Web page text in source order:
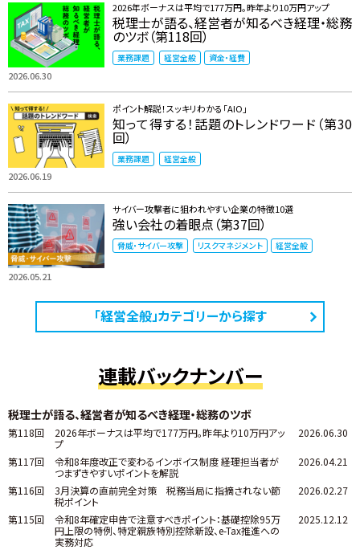
2026.06.30
2026年ボーナスは平均で177万円。昨年より10万円アップ
税理士が語る、経営者が知るべき経理・総務
のツボ（第118回）
業務課題 経営全般 資金・経費
2026.06.19
ポイント解説！スッキリわかる「AIO」
知って得する！話題のトレンドワード（第30
回）
業務課題 経営全般
2026.05.21
サイバー攻撃者に狙われやすい企業の特徴10選
強い会社の着眼点（第37回）
脅威・サイバー攻撃 リスクマネジメント 経営全般
「経営全般」カテゴリーから探す
連載バックナンバー
税理士が語る、経営者が知るべき経理・総務のツボ
第118回
2026年ボーナスは平均で177万円。昨年より10万円アッ
プ
2026.06.30
第117回
令和8年度改正で変わるインボイス制度 ――経理担当者が
つまずきやすいポイントを解説
2026.04.21
第116回
3月決算の直前完全対策 税務当局に指摘されない節
税ポイント
2026.02.27
第115回
令和8年確定申告で注意すべきポイント：基礎控除95万
円上限の特例、特定親族特別控除新設、e-Tax推進への
実務対応
2025.12.12